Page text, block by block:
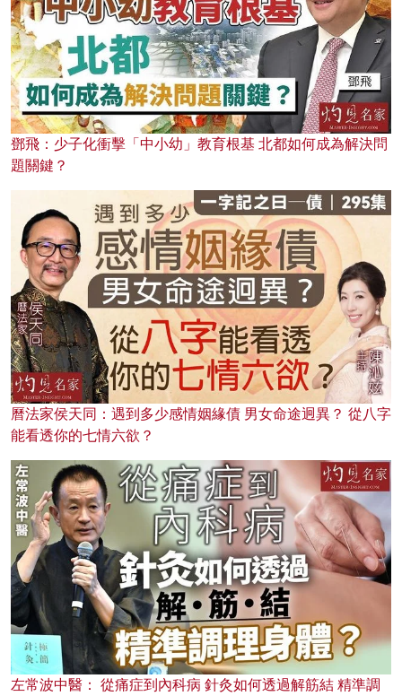
鄧飛：少子化衝擊「中小幼」教育根基 北都如何成為解決問
題關鍵？
曆法家侯天同：遇到多少感情姻緣債 男女命途迥異？ 從八字
能看透你的七情六欲？
左常波中醫： 從痛症到內科病 針灸如何透過解筋結 精準調